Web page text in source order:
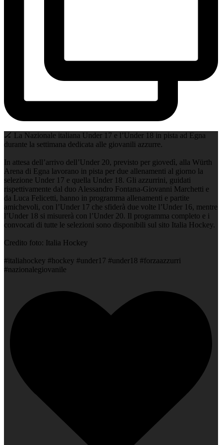
🏒 La Nazionale italiana Under 17 e l’Under 18 in pista ad Egna
durante la settimana dedicata alle giovanili azzurre.
In attesa dell’arrivo dell’Under 20, previsto per giovedì, alla Würth
Arena di Egna lavorano in pista per due allenamenti al giorno la
selezione Under 17 e quella Under 18. Gli azzurrini, guidati
rispettivamente dal duo Alessandro Fontana-Giovanni Marchetti e
da Luca Felicetti, hanno in programma allenamenti e partite
amichevoli, con l’Under 17 che sfiderà due volte l’Under 16, mentre
l’Under 18 si misurerà con l’Under 20. Il programma completo e i
convocati di tutte le selezioni sono disponibili sul sito Italia Hockey.
Credito foto: Italia Hockey
#italiahockey #hockey #under17 #under18 #forzaazzurri
#nazionalegiovanile